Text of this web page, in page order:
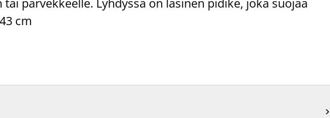
parvekkeelle. Lyhdyssä on lasinen pidike, joka suojaa
cm
